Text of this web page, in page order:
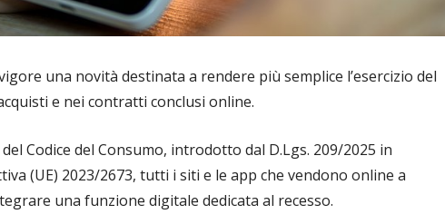
una novità destinata a rendere più semplice l’esercizio del
e nei contratti conclusi online.
Codice del Consumo, introdotto dal D.Lgs. 209/2025 in
(UE) 2023/2673, tutti i siti e le app che vendono online a
una funzione digitale dedicata al recesso.